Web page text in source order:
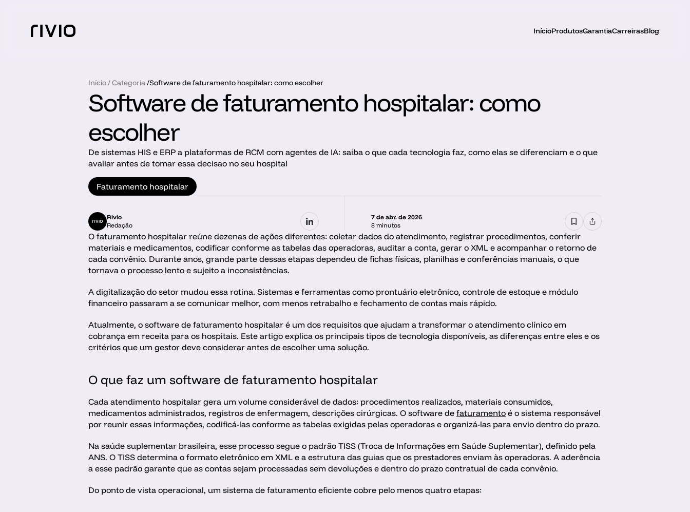
InícioProdutosGarantiaCarreirasBlog
Início / Categoria /Software de faturamento hospitalar: como escolher
Software de faturamento hospitalar: como
escolher
De sistemas HIS e ERP a plataformas de RCM com agentes de IA: saiba o que cada tecnologia faz, como elas se diferenciam e o que
avaliar antes de tomar essa decisao no seu hospital
Faturamento hospitalar
Rivio
Redação
7 de abr. de 2026
8 minutos
O faturamento hospitalar reúne dezenas de ações diferentes: coletar dados do atendimento, registrar procedimentos, conferir
materiais e medicamentos, codificar conforme as tabelas das operadoras, auditar a conta, gerar o XML e acompanhar o retorno de
cada convênio. Durante anos, grande parte dessas etapas dependeu de fichas físicas, planilhas e conferências manuais, o que
tornava o processo lento e sujeito a inconsistências.
A digitalização do setor mudou essa rotina. Sistemas e ferramentas como prontuário eletrônico, controle de estoque e módulo
financeiro passaram a se comunicar melhor, com menos retrabalho e fechamento de contas mais rápido.
Atualmente, o software de faturamento hospitalar é um dos requisitos que ajudam a transformar o atendimento clínico em
cobrança em receita para os hospitais. Este artigo explica os principais tipos de tecnologia disponíveis, as diferenças entre eles e os
critérios que um gestor deve considerar antes de escolher uma solução.
O que faz um software de faturamento hospitalar
Cada atendimento hospitalar gera um volume considerável de dados: procedimentos realizados, materiais consumidos,
medicamentos administrados, registros de enfermagem, descrições cirúrgicas. O software de faturamento é o sistema responsável
por reunir essas informações, codificá-las conforme as tabelas exigidas pelas operadoras e organizá-las para envio dentro do prazo.
Na saúde suplementar brasileira, esse processo segue o padrão TISS (Troca de Informações em Saúde Suplementar), definido pela
ANS. O TISS determina o formato eletrônico em XML e a estrutura das guias que os prestadores enviam às operadoras. A aderência
a esse padrão garante que as contas sejam processadas sem devoluções e dentro do prazo contratual de cada convênio.
Do ponto de vista operacional, um sistema de faturamento eficiente cobre pelo menos quatro etapas: